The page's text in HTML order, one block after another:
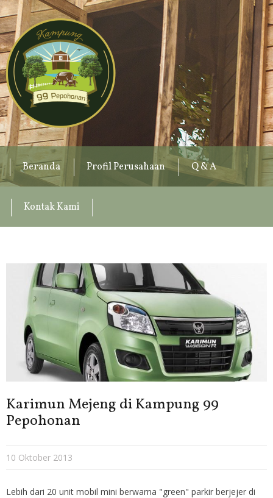
Beranda Profil Perusahaan Q & A
Kontak Kami
Karimun Mejeng di Kampung 99
Pepohonan
10 Oktober 2013
Lebih dari 20 unit mobil mini berwarna "green" parkir berjejer di